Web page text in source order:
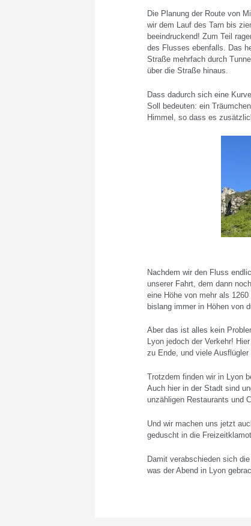
Die Planung der Route von
wir dem Lauf des Tarn bis
beeindruckend! Zum Teil
des Flusses ebenfalls. Das
Straße mehrfach durch
über die Straße hinaus.
Dass dadurch sich eine
Soll bedeuten: ein
Himmel, so dass es
Nachdem wir den Fluss
unserer Fahrt, dem dann
eine Höhe von mehr als
bislang immer in Höhen von
Aber das ist alles kein
Lyon jedoch der Verkehr!
zu Ende, und viele
Trotzdem finden wir in Lyon
Auch hier in der Stadt sind
unzähligen Restaurants und
Und wir machen uns jetzt
geduscht in die
Damit verabschieden sich
was der Abend in Lyon